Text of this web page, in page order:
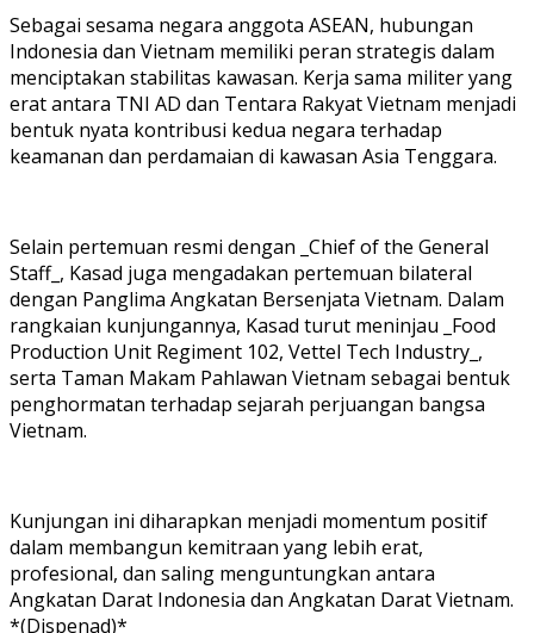
Sebagai sesama negara anggota ASEAN, hubungan
Indonesia dan Vietnam memiliki peran strategis dalam
menciptakan stabilitas kawasan. Kerja sama militer yang
erat antara TNI AD dan Tentara Rakyat Vietnam menjadi
bentuk nyata kontribusi kedua negara terhadap
keamanan dan perdamaian di kawasan Asia Tenggara.
Selain pertemuan resmi dengan _Chief of the General
Staff_, Kasad juga mengadakan pertemuan bilateral
dengan Panglima Angkatan Bersenjata Vietnam. Dalam
rangkaian kunjungannya, Kasad turut meninjau _Food
Production Unit Regiment 102, Vettel Tech Industry_,
serta Taman Makam Pahlawan Vietnam sebagai bentuk
penghormatan terhadap sejarah perjuangan bangsa
Vietnam.
Kunjungan ini diharapkan menjadi momentum positif
dalam membangun kemitraan yang lebih erat,
profesional, dan saling menguntungkan antara
Angkatan Darat Indonesia dan Angkatan Darat Vietnam.
*(Dispenad)*